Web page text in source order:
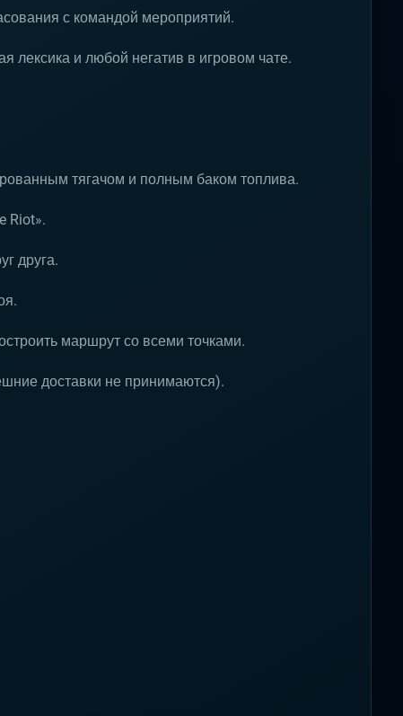
с командой мероприятий.
лексика и любой негатив в игровом чате.
тягачом и полным баком топлива.
Riot».
друга.
маршрут со всеми точками.
доставки не принимаются).